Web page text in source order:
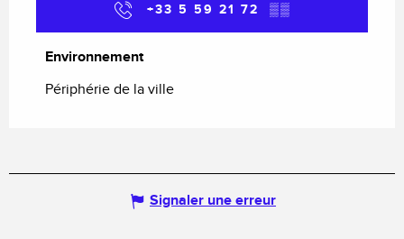
+33 5 59 21 72 ▒▒
Environnement
Environnement
Périphérie de la ville
Signaler une erreur